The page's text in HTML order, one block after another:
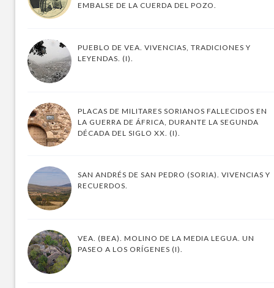
EMBALSE DE LA CUERDA DEL POZO.
PUEBLO DE VEA. VIVENCIAS, TRADICIONES Y
LEYENDAS. (I).
PLACAS DE MILITARES SORIANOS FALLECIDOS EN
LA GUERRA DE ÁFRICA, DURANTE LA SEGUNDA
DÉCADA DEL SIGLO XX. (I).
SAN ANDRÉS DE SAN PEDRO (SORIA). VIVENCIAS Y
RECUERDOS.
VEA. (BEA). MOLINO DE LA MEDIA LEGUA. UN
PASEO A LOS ORÍGENES (I).